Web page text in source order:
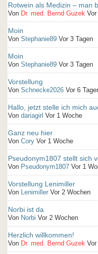
Rotwein als Medizin – man
Von Dr. med. Bernd Guzek Vor
Moin
Von Stephanie89 Vor 3 Tagen
Moin
Von Stephanie89 Vor 3 Tagen
Vorstellung
Von Schnecke2026 Vor 6
Hallo, jetzt stelle ich mich
Von dariagirl Vor 1 Woche
Ganz neu hier
Von Cory Vor 1 Woche
Pseudonym1807 stellt sich
Von Pseudonym1807 Vor 1
Vorstellung Lenimiller
Von Lenimiller Vor 2 Wochen
Norbi ist da
Von Norbi Vor 2 Wochen
Herzlich willkommen!
Von Dr. med. Bernd Guzek